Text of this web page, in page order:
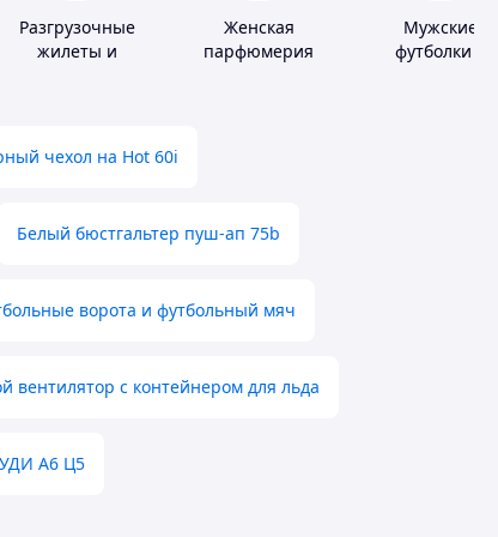
Разгрузочные
жилеты и
Женская
парфюмерия
Мужские
футболки и
чехол на Hot 60i
Белый бюстгальтер пуш-ап 75b
ворота и футбольный мяч
вентилятор с контейнером для льда
А6 Ц5